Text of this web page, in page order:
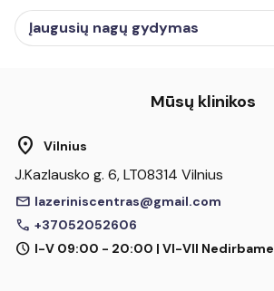
Įaugusių nagų gydymas
Mūsų klinikos
location_on Vilnius
J.Kazlausko g. 6, LT08314 Vilnius
mail lazeriniscentras@gmail.com
call +37052052606
schedule I-V 09:00 - 20:00 | VI-VII Nedirbame